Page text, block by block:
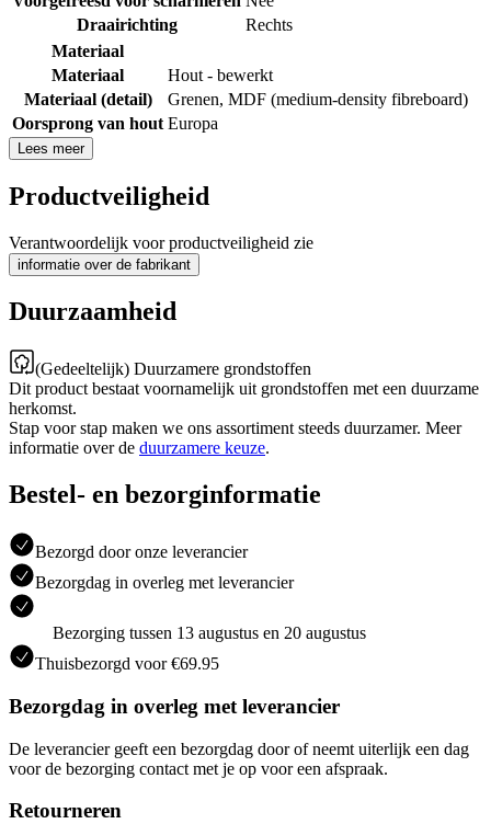
Draairichting
Rechts
Materiaal
Materiaal
Hout - bewerkt
Materiaal (detail)
Grenen, MDF (medium-density fibreboard)
Oorsprong van hout Europa
Lees meer
Productveiligheid
Verantwoordelijk voor productveiligheid zie
informatie over de fabrikant
Duurzaamheid
(Gedeeltelijk) Duurzamere grondstoffen
Dit product bestaat voornamelijk uit grondstoffen met een duurzame
herkomst.
Stap voor stap maken we ons assortiment steeds duurzamer. Meer
informatie over de duurzamere keuze.
Bestel- en bezorginformatie
Bezorgd door onze leverancier
Bezorgdag in overleg met leverancier
Bezorging tussen 13 augustus en 20 augustus
Thuisbezorgd voor €69.95
Bezorgdag in overleg met leverancier
De leverancier geeft een bezorgdag door of neemt uiterlijk een dag
voor de bezorging contact met je op voor een afspraak.
Retourneren